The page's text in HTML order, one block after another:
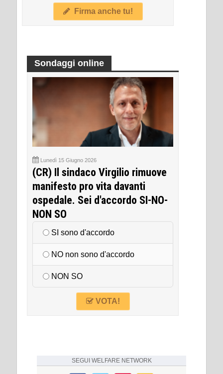
Firma anche tu!
Sondaggi online
Lunedì 15 Giugno 2026
(CR) Il sindaco Virgilio rimuove
manifesto pro vita davanti
ospedale. Sei d'accordo SI-NO-
NON SO
SI sono d'accordo
NO non sono d'accordo
NON SO
VOTA!
SEGUI WELFARE NETWORK